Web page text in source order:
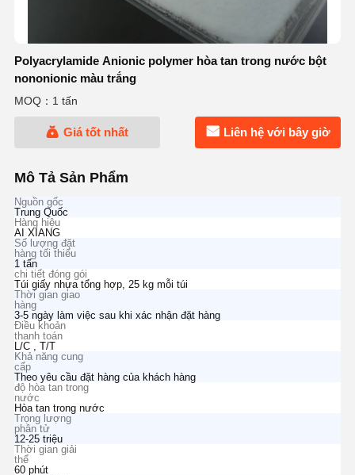
Polyacrylamide Anionic polymer hòa tan trong nước bột
nononionic màu trắng
MOQ：1 tấn
Giá tốt nhất Liên hệ với bây giờ
Mô Tả Sản Phẩm
Nguồn gốc
Trung Quốc
Hàng hiệu
AI XIANG
Số lượng đặt
hàng tối thiểu
1 tấn
chi tiết đóng gói
Túi giấy nhựa tổng hợp, 25 kg mỗi túi
Thời gian giao
hàng
3-5 ngày làm việc sau khi xác nhận đặt hàng
Điều khoản
thanh toán
L/C , T/T
Khả năng cung
cấp
Theo yêu cầu đặt hàng của khách hàng
độ hòa tan trong
nước
Hòa tan trong nước
Trọng lượng
phân tử
12-25 triệu
Thời gian giải
thể
60 phút